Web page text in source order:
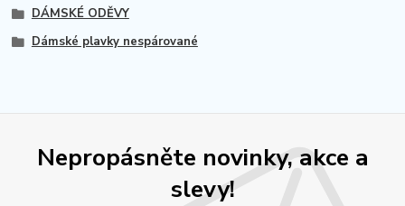
DÁMSKÉ ODĚVY
Dámské plavky nespárované
Nepropásněte novinky, akce a
slevy!